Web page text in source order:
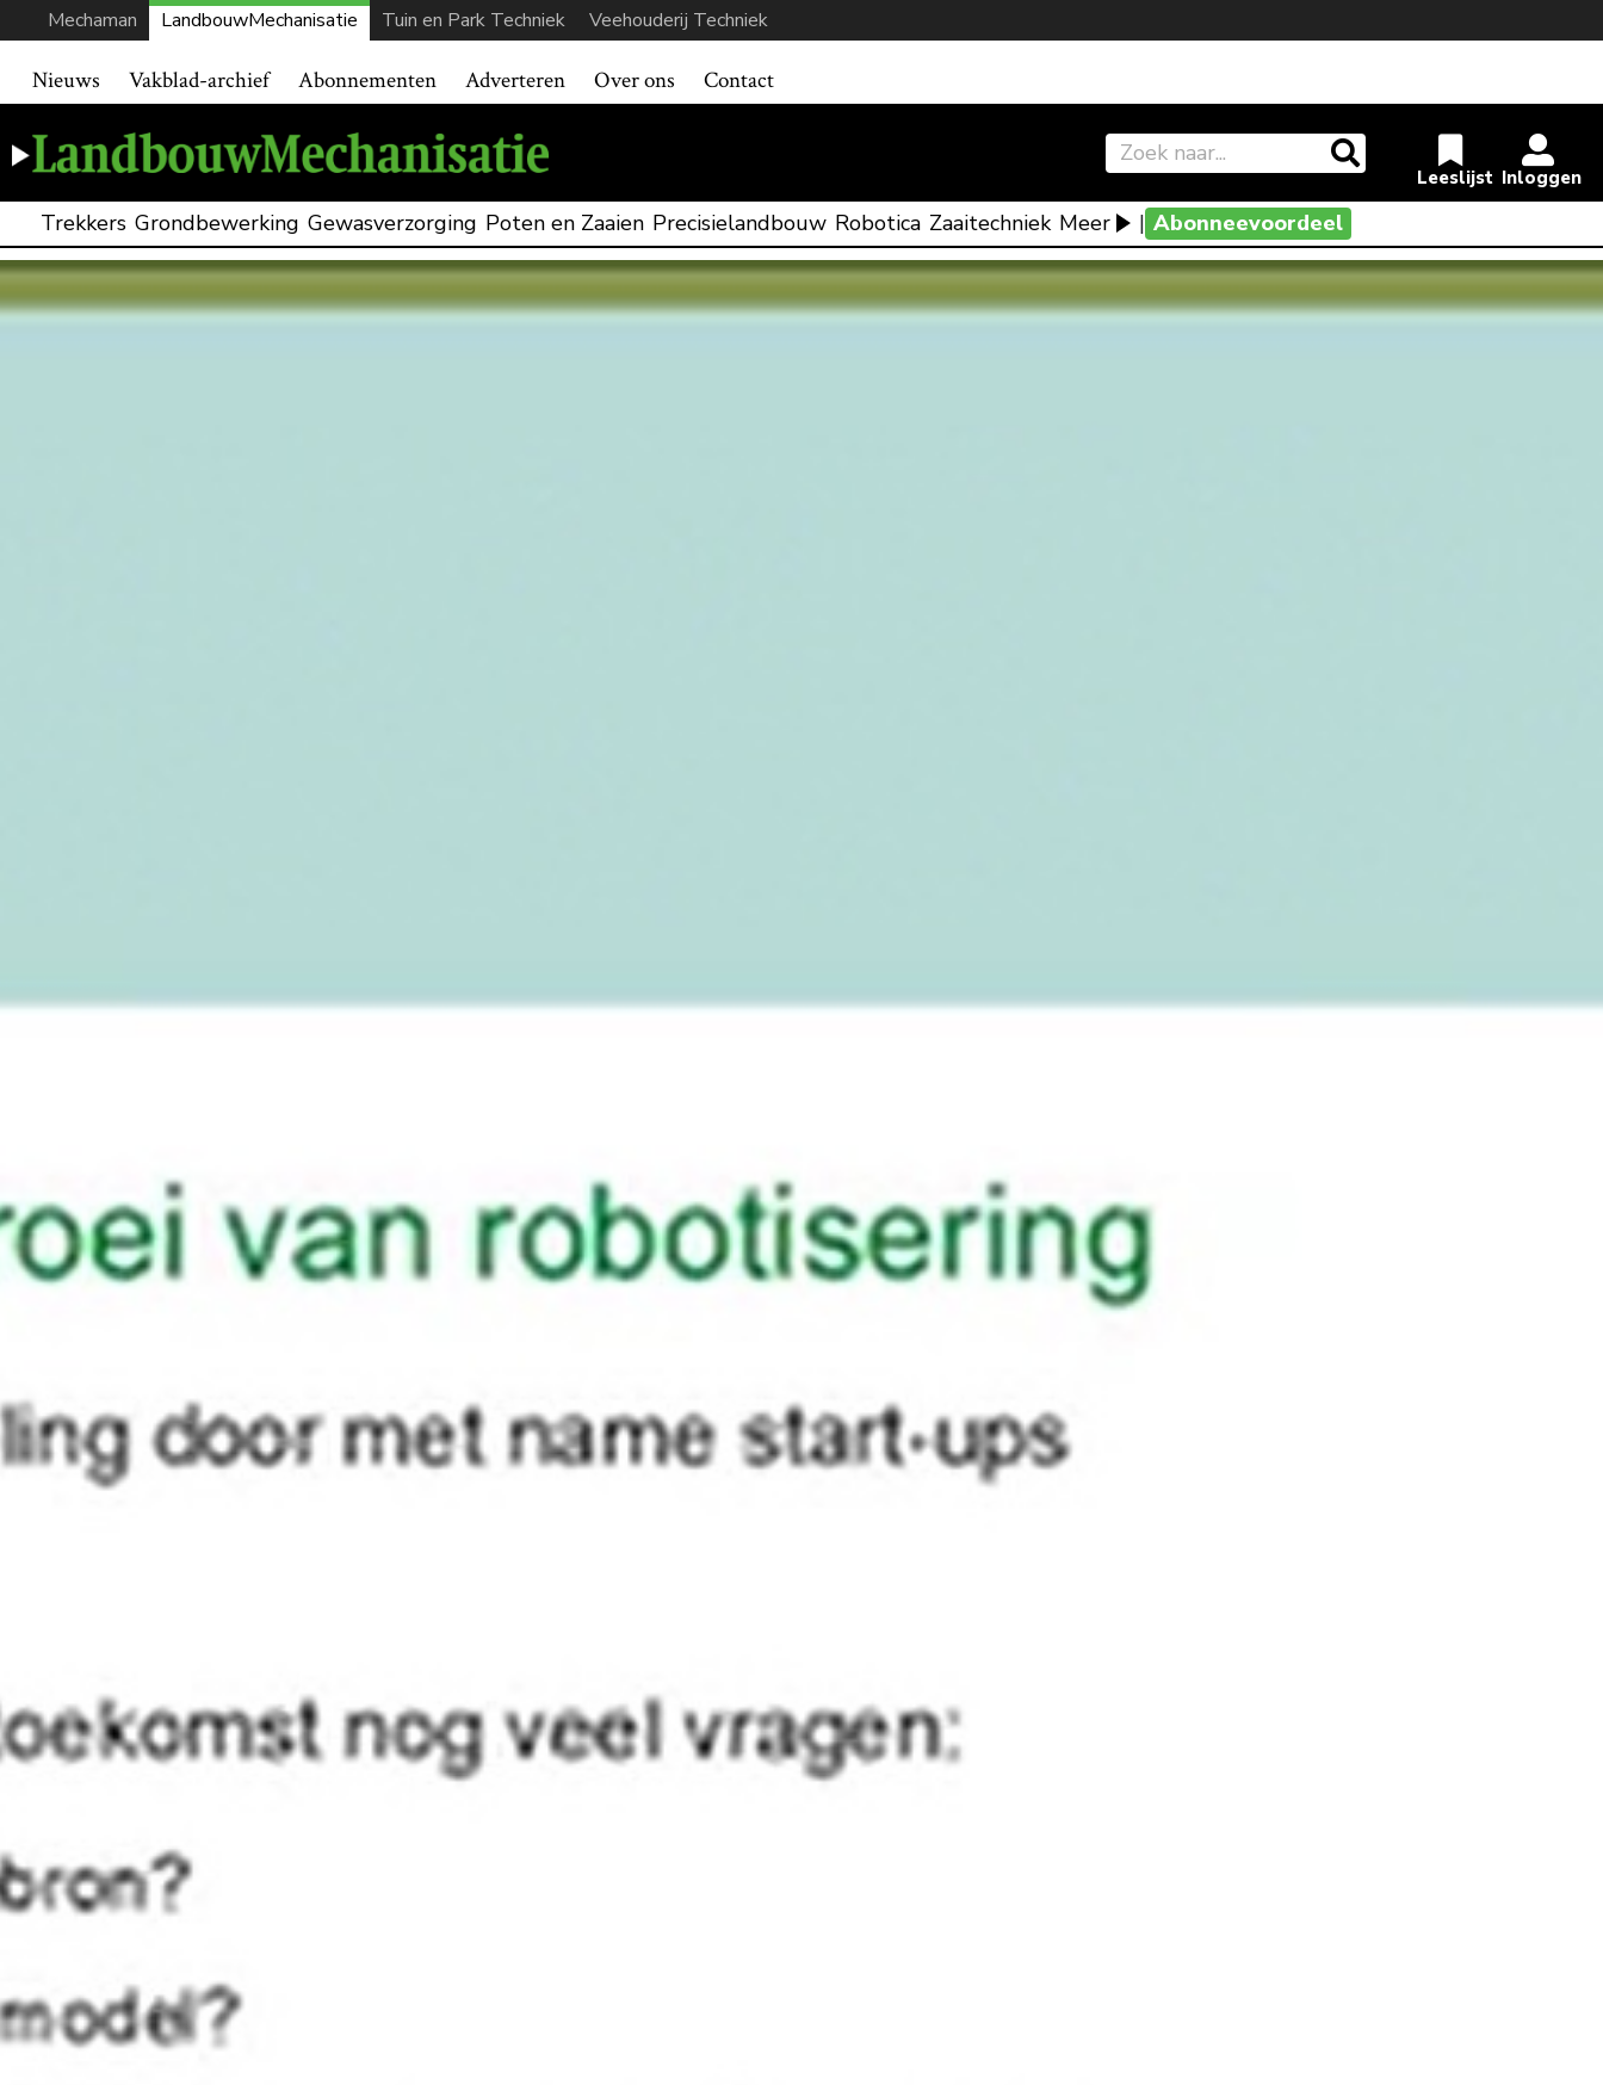
Mechaman LandbouwMechanisatie Tuin en Park Techniek Veehouderij Techniek
Nieuws Vakblad-archief Abonnementen Adverteren Over ons Contact
Trekkers Grondbewerking Gewasverzorging Poten en Zaaien Precisielandbouw Robotica Zaaitechniek Meer | Abonneevoordeel